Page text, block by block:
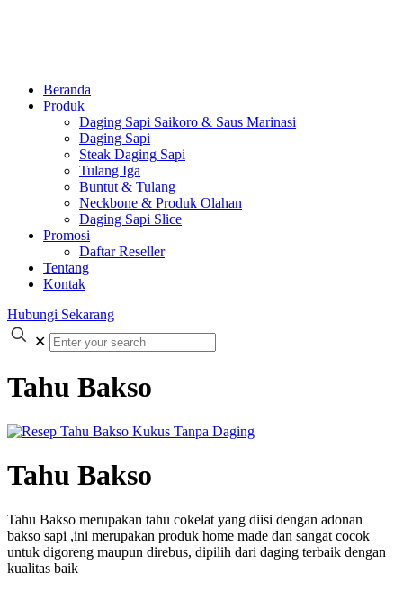
Beranda
Produk
Daging Sapi Saikoro & Saus Marinasi
Daging Sapi
Steak Daging Sapi
Tulang Iga
Buntut & Tulang
Neckbone & Produk Olahan
Daging Sapi Slice
Promosi
Daftar Reseller
Tentang
Kontak
Hubungi Sekarang
✕
Tahu Bakso
Tahu Bakso
Tahu Bakso merupakan tahu cokelat yang diisi dengan adonan
bakso sapi ,ini merupakan produk home made dan sangat cocok
untuk digoreng maupun direbus, dipilih dari daging terbaik dengan
kualitas baik